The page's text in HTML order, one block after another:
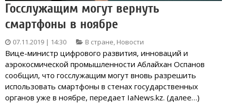
Госслужащим могут вернуть
смартфоны в ноябре
07.11.2019 | 14:30 В стране Новости
Вице-министр цифрового развития, инноваций и
аэрокосмической промышленности Аблайхан Оспанов
сообщил, что госслужащим могут вновь разрешить
использовать смартфоны в стенах государственных
органов уже в ноябре, передает IaNews.kz. (далее…)